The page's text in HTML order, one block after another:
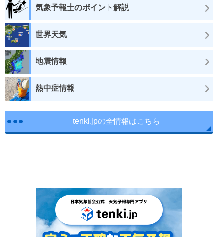
気象予報士のポイント解説
世界天気
地震情報
熱中症情報
tenki.jpの全情報はこちら